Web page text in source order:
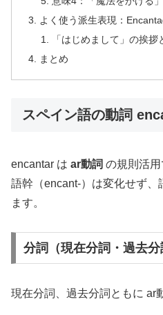
よく使う派生表現：
「はじめまして」の挨拶
まとめ
スペイン語の動詞
encantar は ar動詞 の規則活用
語幹（encant-）は変化せず、
ます。
分詞（現在分詞・過去分
現在分詞、過去分詞ともに ar